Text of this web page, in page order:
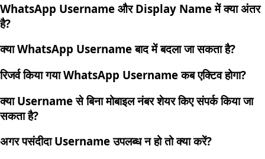
WhatsApp Username और Display Name में क्या अंतर
है?
क्या WhatsApp Username बाद में बदला जा सकता है?
रिजर्व किया गया WhatsApp Username कब एक्टिव होगा?
क्या Username से बिना मोबाइल नंबर शेयर किए संपर्क किया जा
सकता है?
अगर पसंदीदा Username उपलब्ध न हो तो क्या करें?